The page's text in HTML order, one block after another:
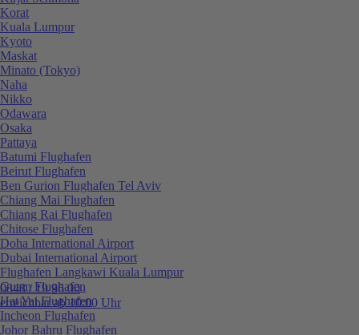
0848 / 19 96 00
erreichbar ab 10:00 Uhr
Korat
Kuala Lumpur
Kyoto
Maskat
Minato (Tokyo)
Naha
Nikko
Odawara
Osaka
Pattaya
Batumi Flughafen
Beirut Flughafen
Ben Gurion Flughafen Tel Aviv
Chiang Mai Flughafen
Chiang Rai Flughafen
Chitose Flughafen
Doha International Airport
Dubai International Airport
Flughafen Langkawi Kuala Lumpur
Guam Flughafen
Hat Yai Flughafen
Incheon Flughafen
Johor Bahru Flughafen